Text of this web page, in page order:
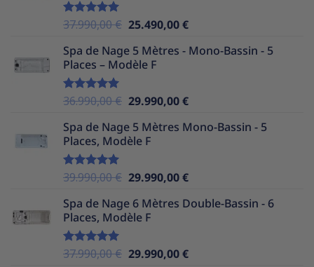
Note5.00
37.990,00€ Le
initial
était :
25.490,00€Le
actuel
Spa de Nage 5 Mètres - Mono-Bassin - 5
Places – Modèle F
Note5.00
36.990,00€ Le
initial
était :
29.990,00€Le
actuel
Spa de Nage 5 Mètres Mono-Bassin - 5
Places, Modèle F
Note5.00
39.990,00€ Le
initial
était :
29.990,00€Le
actuel
Spa de Nage 6 Mètres Double-Bassin - 6
Places, Modèle F
Note5.00
37.990,00€ Le
29.990,00€Le